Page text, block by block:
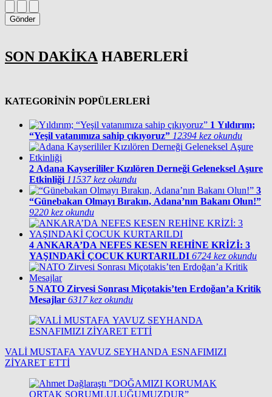
Gönder
SON DAKİKA HABERLERİ
KATEGORİNİN POPÜLERLERİ
1 Yıldırım;
“Yeşil vatanımıza sahip çıkıyoruz” 12394 kez okundu
2 Adana Kayserililer Kızılören Derneği Geleneksel Aşure
Etkinliği 11537 kez okundu
3
“Günebakan Olmayı Bırakın, Adana’nın Bakanı Olun!”
9220 kez okundu
4 ANKARA’DA NEFES KESEN REHİNE KRİZİ: 3
YAŞINDAKİ ÇOCUK KURTARILDI 6724 kez okundu
5 NATO Zirvesi Sonrası Miçotakis’ten Erdoğan’a Kritik
Mesajlar 6317 kez okundu
VALİ MUSTAFA YAVUZ SEYHANDA ESNAFIMIZI
ZİYARET ETTİ